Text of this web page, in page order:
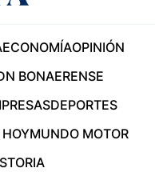
ECONOMÍAOPINIÓN
BONAERENSE
DEPORTES
MUNDO MOTOR